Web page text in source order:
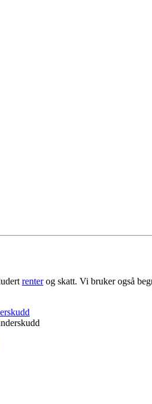
renterog skatt. Vi bruker også